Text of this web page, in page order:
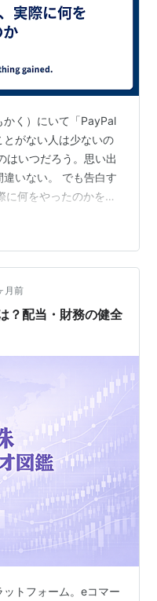
Coupons and
Q&A）
会社を設立 | ソフトバ
上乗せされる
0円 - 300,000円の場合
かく）にいて「PayPal
がない人は少ないの
はいつだろう。思い出
いない。 でも告白す
に何をやったのかを、
ーロン・マスク、
のチャド・ハー
にいた人たちだ。並
改めて驚く。今でこ
やティールにいたって
月前
？配当・財務の健全
トフォーム。eコマー